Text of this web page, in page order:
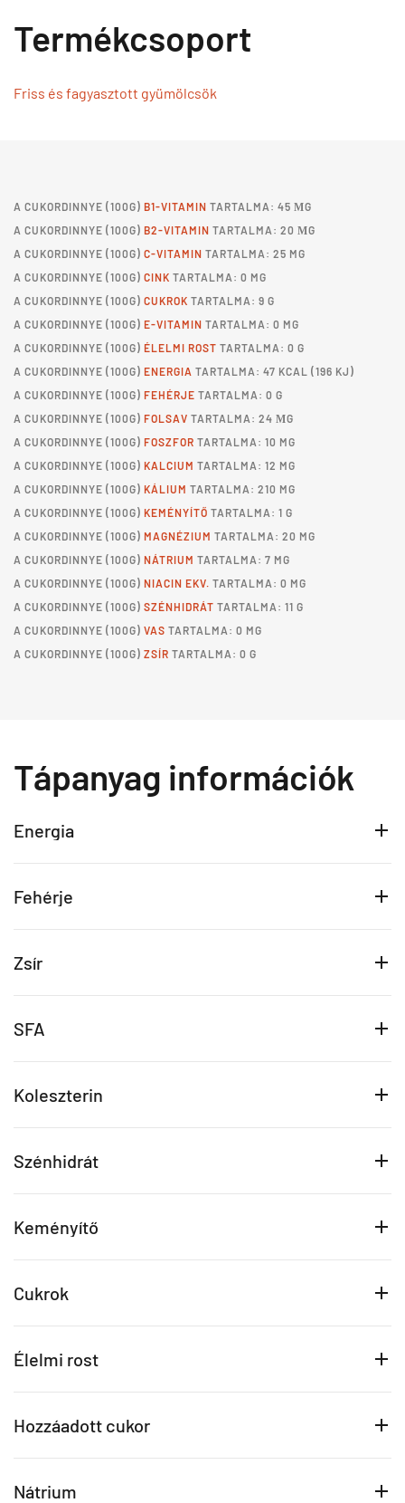
Termékcsoport
Friss és fagyasztott gyümölcsök
A CUKORDINNYE (100G) B1-VITAMIN TARTALMA: 45 ΜG
A CUKORDINNYE (100G) B2-VITAMIN TARTALMA: 20 ΜG
A CUKORDINNYE (100G) C-VITAMIN TARTALMA: 25 MG
A CUKORDINNYE (100G) CINK TARTALMA: 0 MG
A CUKORDINNYE (100G) CUKROK TARTALMA: 9 G
A CUKORDINNYE (100G) E-VITAMIN TARTALMA: 0 MG
A CUKORDINNYE (100G) ÉLELMI ROST TARTALMA: 0 G
A CUKORDINNYE (100G) ENERGIA TARTALMA: 47 KCAL (196 KJ)
A CUKORDINNYE (100G) FEHÉRJE TARTALMA: 0 G
A CUKORDINNYE (100G) FOLSAV TARTALMA: 24 ΜG
A CUKORDINNYE (100G) FOSZFOR TARTALMA: 10 MG
A CUKORDINNYE (100G) KALCIUM TARTALMA: 12 MG
A CUKORDINNYE (100G) KÁLIUM TARTALMA: 210 MG
A CUKORDINNYE (100G) KEMÉNYÍTŐ TARTALMA: 1 G
A CUKORDINNYE (100G) MAGNÉZIUM TARTALMA: 20 MG
A CUKORDINNYE (100G) NÁTRIUM TARTALMA: 7 MG
A CUKORDINNYE (100G) NIACIN EKV. TARTALMA: 0 MG
A CUKORDINNYE (100G) SZÉNHIDRÁT TARTALMA: 11 G
A CUKORDINNYE (100G) VAS TARTALMA: 0 MG
A CUKORDINNYE (100G) ZSÍR TARTALMA: 0 G
Tápanyag információk
Energia
Fehérje
Zsír
SFA
Koleszterin
Szénhidrát
Keményítő
Cukrok
Élelmi rost
Hozzáadott cukor
Nátrium